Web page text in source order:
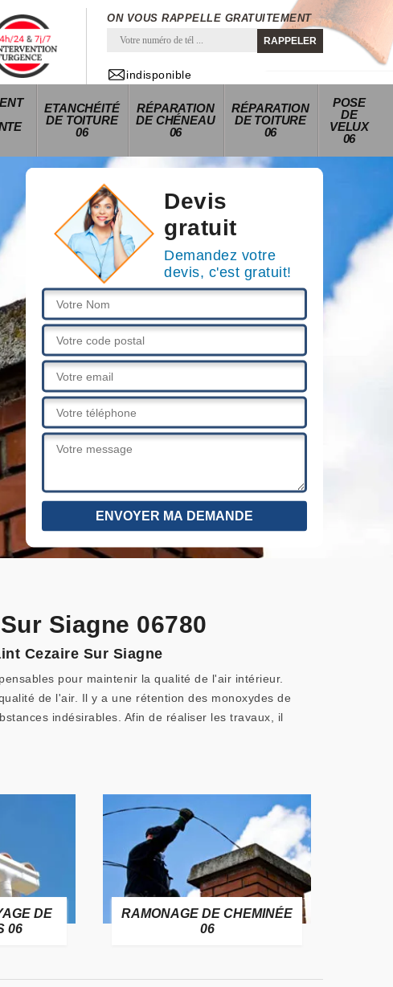
ON VOUS RAPPELLE GRATUITEMENT
indisponible
ETANCHÉITÉ
DE TOITURE
06
RÉPARATION
DE CHÉNEAU
06
RÉPARATION
DE TOITURE
06
POSE
DE
VELUX
06
Devis
gratuit
Demandez votre
devis, c'est gratuit!
Siagne 06780
Cezaire Sur Siagne
pour maintenir la qualité de l'air intérieur.
de l'air. Il y a une rétention des monoxydes de
indésirables. Afin de réaliser les travaux, il
DE
06
RAMONAGE DE CHEMINÉE
06